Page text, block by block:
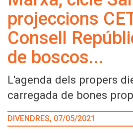
projeccions
Consell
de boscos...
L'agenda dels propers
carregada de bones
DIVENDRES, 07/05/2021